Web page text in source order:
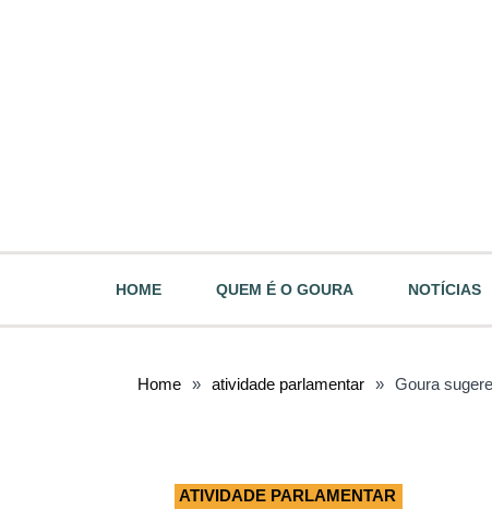
HOME QUEM É O GOURA NOTÍCIAS
Home » atividade parlamentar » Goura
ATIVIDADE PARLAMENTAR